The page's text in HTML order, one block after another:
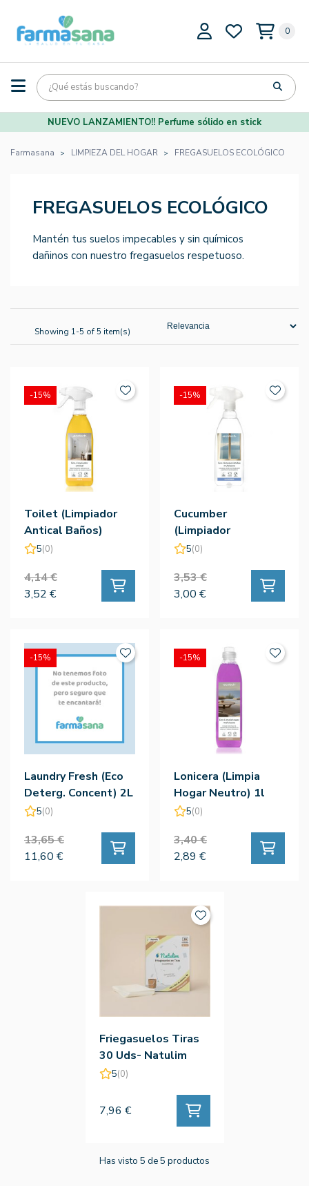
0
NUEVO LANZAMIENTO!! Perfume sólido en stick
Farmasana LIMPIEZA DEL HOGAR FREGASUELOS ECOLÓGICO
FREGASUELOS ECOLÓGICO
Mantén tus suelos impecables y sin químicos
dañinos con nuestro fregasuelos respetuoso.
Showing 1-5 of 5 item(s)
Toilet (Limpiador
Antical Baños)
750ml
5(0)
4,14 €
3,52 €
-15%
Cucumber
(Limpiador
Multiusos) 750ml
5(0)
3,53 €
3,00 €
-15%
Laundry Fresh (Eco
Deterg. Concent) 2L
- Ecotech
5(0)
13,65 €
11,60 €
-15%
Lonicera (Limpia
Hogar Neutro) 1l
5(0)
3,40 €
2,89 €
-15%
Friegasuelos Tiras
30 Uds- Natulim
5(0)
7,96 €
Has visto 5 de 5 productos